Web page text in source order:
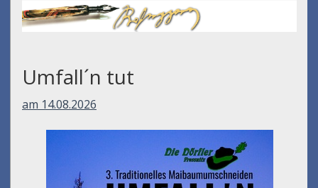
Umfall´n tut
am 14.08.2026